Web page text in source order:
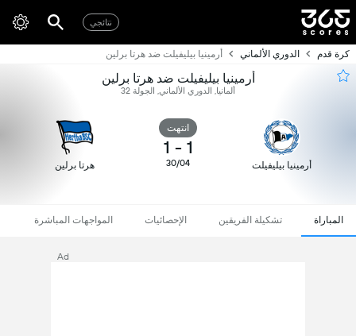
نتائجي
كرة قدم الدوري الألماني أرمينيا بيليفيلت ضد هرتا برلين
أرمينيا بيليفيلت ضد هرتا برلين
ألمانيا, الدوري الألماني, الجولة 32
أرمينيا بيليفيلت
انتهت
1
-
1
30/04 هرتا برلين
المباراة تشكيلة الفريقين الإحصائيات المواجهات المباشرة
Ad